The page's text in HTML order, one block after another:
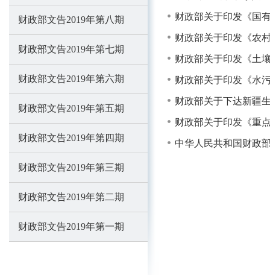
财政部文告2019年第八期
财政部文告2019年第七期
财政部文告2019年第六期
财政部文告2019年第五期
财政部文告2019年第四期
财政部文告2019年第三期
财政部文告2019年第二期
财政部文告2019年第一期
财政部关于印发《国
财政部关于印发《农
财政部关于印发《土
财政部关于印发《水
财政部关于下达新疆
财政部关于印发《重
中华人民共和国财政